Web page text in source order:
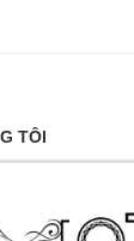
TÔI